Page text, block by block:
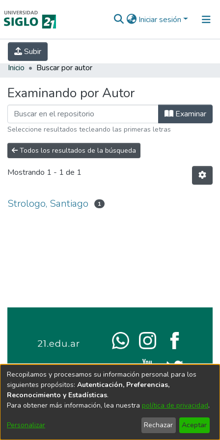
Iniciar sesión
Subir
INICIO EBOOK21
INVESTIGACIÓN
Inicio Buscar por autor
Examinando por Autor
Examinar
Seleccione resultados tecleando las primeras letras
Todos los resultados de la búsqueda
Mostrando 1 - 1 de 1
Strologo, Santiago 1
Recopilamos y procesamos su información personal para los
siguientes propósitos: Autenticación, Preferencias,
Reconocimiento y Estadísticas.
Para obtener más información, lea nuestra política de privacidad.
Personalizar Rechazar Aceptar